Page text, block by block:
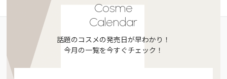
Cosme
Calendar
話題のコスメの発売日が早わかり！
今月の一覧を今すぐチェック！